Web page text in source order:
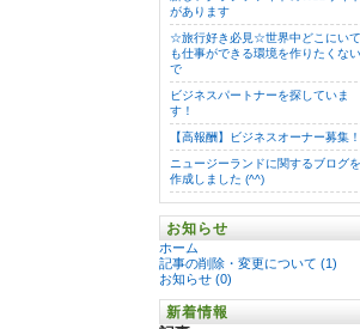
があります
☆旅行好き必見☆世界中どこにいて
も仕事ができる環境を作りたくない
で
ビジネスパートナーを探していま
す！
【高報酬】ビジネスオーナー募集！
ニュージーランドに関するブログを
作成しました (^^)
お知らせ
ホーム
記事の削除・変更について (1)
お知らせ (0)
新着情報